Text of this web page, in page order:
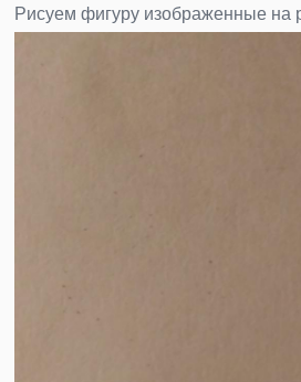
Рисуем фигуру изображенные на